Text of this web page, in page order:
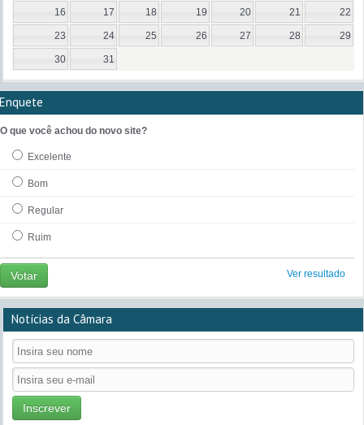
16 17 18 19 20 21 22
23 24 25 26 27 28 29
30 31
Enquete
O que você achou do novo site?
Excelente
Bom
Regular
Ruim
Votar Ver resultado
Notícias da Câmara
Inscrever